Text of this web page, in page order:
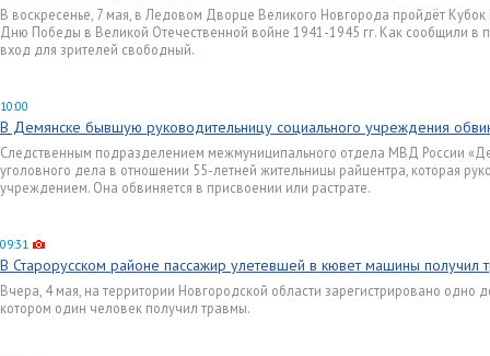
В воскресенье, 7 мая, в Ледовом Дворце Великого Новгорода пройдёт
Дню Победы в Великой Отечественной войне 1941-1945 гг. Как сообщили в
вход для зрителей свободный.
10:00
В Демянске бывшую руководительницу социального учреждения
Следственным подразделением межмуниципального отдела МВД России
уголовного дела в отношении 55-летней жительницы райцентра, которая
учреждением. Она обвиняется в присвоении или растрате.
09:31
В Старорусском районе пассажир улетевшей в кювет машины получил
Вчера, 4 мая, на территории Новгородской области зарегистрировано одно
котором один человек получил травмы.